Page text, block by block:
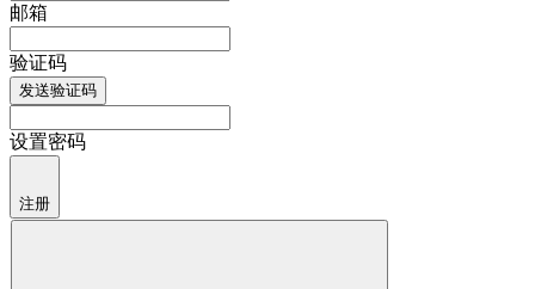
邮箱
验证码
发送验证码
设置密码
注册